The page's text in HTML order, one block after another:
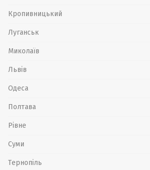
Кропивницький
Луганськ
Миколаїв
Львів
Одеса
Полтава
Рівне
Суми
Тернопіль